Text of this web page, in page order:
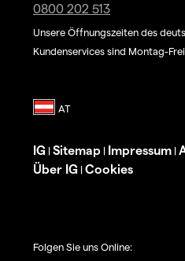
0800 202 513
Unsere Öffnungszeiten des
Kundenservices sind Montag-
IG | Sitemap | Impressum |
Über IG | Cookies
Folgen Sie uns Online: